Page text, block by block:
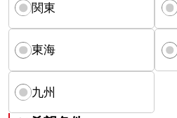
関東
東海
九州